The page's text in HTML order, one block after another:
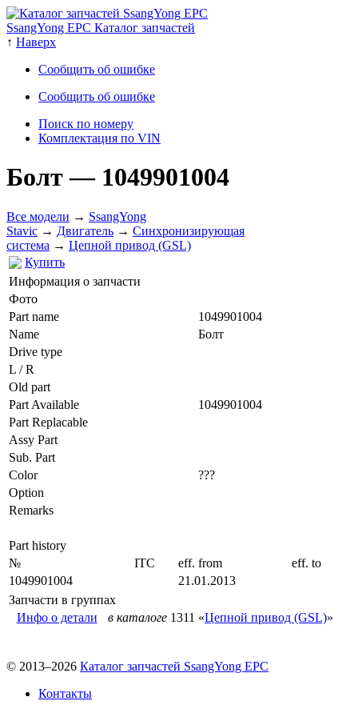
SsangYong EPC Каталог запчастей
↑ Наверх
Сообщить об ошибке
Сообщить об ошибке
Поиск по номеру
Комплектация по VIN
Болт— 1049901004
Все модели → SsangYong
Stavic → Двигатель → Cинхронизирующая
система → Цепной привод (GSL)
Купить
Информация о запчасти
Фото
Part name
1049901004
Name
Болт
Drive type
L / R
Old part
Part Available
1049901004
Part Replacable
Assy Part
Sub. Part
Color
???
Option
Remarks
Part history
№
ITC eff. from
eff. to
1049901004
21.01.2013
Запчасти в группах
Инфо о детали
в каталоге 1311 «Цепной привод (GSL)»
© 2013–2026 Каталог запчастей SsangYong EPC
Контакты